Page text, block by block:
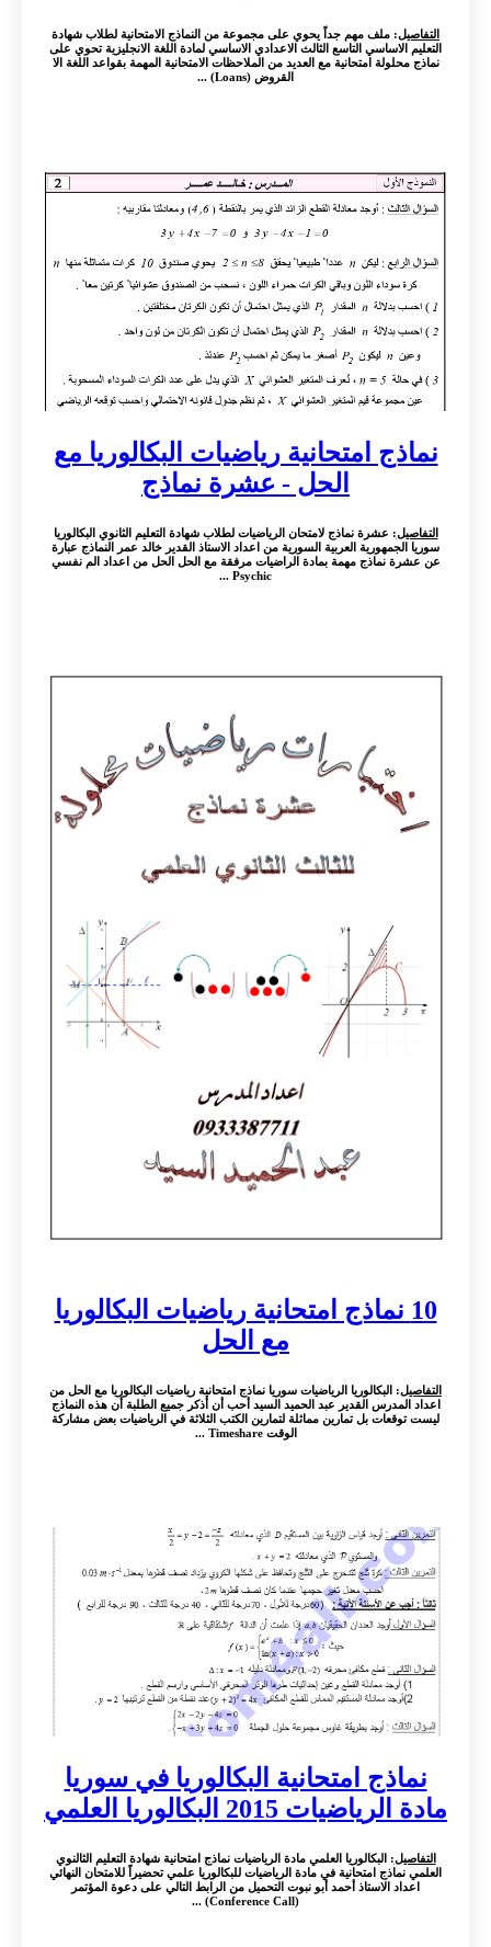
التفاصيل: ملف مهم جداً يحوي على مجموعة من النماذج الامتحانية لطلاب شهادة
التعليم الاساسي التاسع الثالث الاعدادي الاساسي لمادة اللغة الانجليزية تحوي على
نماذج محلولة امتحانية مع العديد من الملاحظات الامتحانية المهمة بقواعد اللغة الا
القروض (Loans) ...
نماذج امتحانية رياضيات البكالوريا مع
الحل - عشرة نماذج
التفاصيل: عشرة نماذج لامتحان الرياضيات لطلاب شهادة التعليم الثانوي البكالوريا
سوريا الجمهورية العربية السورية من اعداد الاستاذ القدير خالد عمر النماذج عبارة
عن عشرة نماذج مهمة بمادة الراضيات مرفقة مع الحل الحل من اعداد الم نفسي
Psychic ...
10 نماذج امتحانية رياضيات البكالوريا
مع الحل
التفاصيل: البكالوريا الرياضيات سوريا نماذج امتحانية رياضيات البكالوريا مع الحل من
اعداد المدرس القدير عبد الحميد السيد أحب أن أذكر جميع الطلبة أن هذه النماذج
ليست توقعات بل تمارين مماثلة لتمارين الكتب الثلاثة في الرياضيات بعض مشاركة
الوقت Timeshare ...
نماذج امتحانية البكالوريا في سوريا
مادة الرياضيات 2015 البكالوريا العلمي
التفاصيل: البكالوريا العلمي مادة الرياضيات نماذج امتحانية شهادة التعليم الثالنوي
العلمي نماذج امتحانية في مادة الرياضيات للبكالوريا علمي تحضيراً للامتحان النهائي
اعداد الاستاذ أحمد أبو نبوت التحميل من الرابط التالي على دعوة المؤتمر
(Conference Call) ...